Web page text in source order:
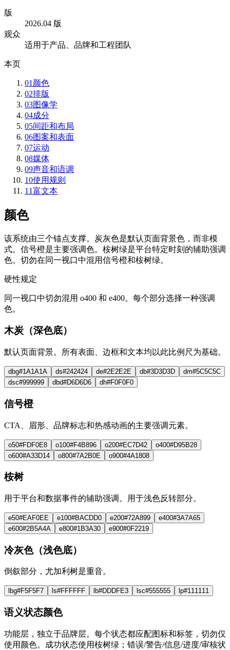
版
2026.04 版
观众
适用于产品、品牌和工程团队
本页
01 颜色
02排版
03图像学
04成分
05间距和布局
06图案和表面
07运动
08媒体
09声音和语调
10使用规则
11富文本
颜色
该系统由三个锚点支撑。炭灰色是默认页面背景色，而非模
式。信号橙是主要强调色。桉树绿是平台特定时刻的辅助强调
色。切勿在同一视口中混用信号橙和桉树绿。
硬性规定
同一视口中切勿混用 o400 和 e400。每个部分选择一种强调
色。
木炭（深色底）
默认页面背景。所有表面、边框和文本均以此比例尺为基础。
dbg#1A1A1A ds#242424 de#2E2E2E db#3D3D3D dm#5C5C5C
dsc#999999 dbd#D6D6D6 dh#F0F0F0
信号橙
CTA、眉形、品牌标志和热感动画的主要强调元素。
o50#FDF0E8 o100#F4B896 o200#EC7D42 o400#D95B28
o600#A33D14 o800#7A2B0E o900#4A1808
桉树
用于平台和数据事件的辅助强调。用于浅色反转部分。
e50#EAF0EE e100#BACDD0 e200#72A899 e400#3A7A65
e600#2B5A4A e800#1B3A30 e900#0F2219
冷灰色（浅色底）
倒叙部分，尤加利树是重音。
lbg#F5F5F7 ls#FFFFFF lb#DDDFE3 lsc#555555 lp#111111
语义状态颜色
功能层，独立于品牌层。每个状态都应配图标和标签，切勿仅
使用颜色。成功状态使用桉树绿；错误/警告/信息/进度/审核状